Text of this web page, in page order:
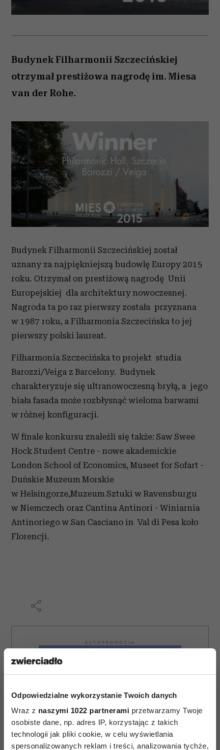
Odpowiedzialne wykorzystanie Twoich danych
Wraz z naszymi 1022 partnerami przetwarzamy Twoje
osobiste dane, np. adres IP, korzystając z takich
technologii jak pliki cookie, w celu wyświetlania
spersonalizowanych reklam i treści, analizowania tychże,
Budynek Filharmonii Szczecińskiej
otrzymał prestiżowa nagrodę im. Miesa
van der Rohe.
Budynek Filharmonii Szczecińskiej został
uznany za najpiękniejszą budowlę Europy 2015
roku. Otrzymał on prestiżową nagrodę Unii
Europejskiej dla architektury nowoczesnej.
Nagroda ta po raz pierwszy została przyznana
w 1987 roku, a Filharmonia Szczecińska to jej
pierwszy polski laureat.
Filharmonia Szczecińska to projekt studia
Barozzi/Veiga z Barcelony. Budynek
charakteryzuje się ultranowoczesną bryłą, a jego
biała fasada może rozbłysnąć wieloma barwami
w różnej konfiguracji.
W finale konkursu znaleźli się także: Saw Swee
Hock Student Centre - nowe akademickie
London School of Economics, Museet for Sofart -
Duńskie Muzeum Morskie
w Helsingorze,Muzeum Sztuki w Ravensburgu
w Niemczech oraz Cantina Antinori - Winiarnia
Antinoriego w San Casciano in Val di Pesa koło
Florencji.
AUTOPROMOCJA